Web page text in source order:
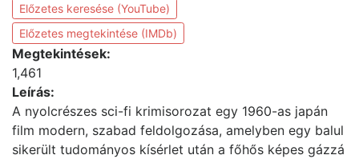
Előzetes keresése (YouTube)
Előzetes megtekintése (IMDb)
Megtekintések:
1,461
Leírás:
A nyolcrészes sci-fi krimisorozat egy 1960-as japán
film modern, szabad feldolgozása, amelyben egy balul
sikerült tudományos kísérlet után a főhős képes gázzá